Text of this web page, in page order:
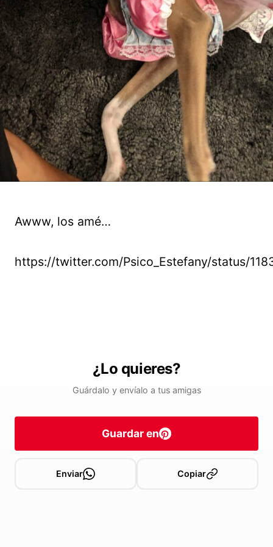
Awww, los amé…
https://twitter.com/Psico_Estefany/status/
¿Lo quieres?
Guárdalo y envíalo a tus amigas
Guardar en
Enviar Copiar